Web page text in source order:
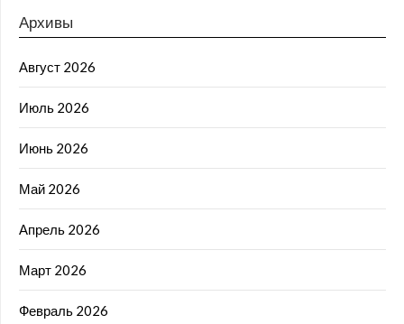
Архивы
Август 2026
Июль 2026
Июнь 2026
Май 2026
Апрель 2026
Март 2026
Февраль 2026